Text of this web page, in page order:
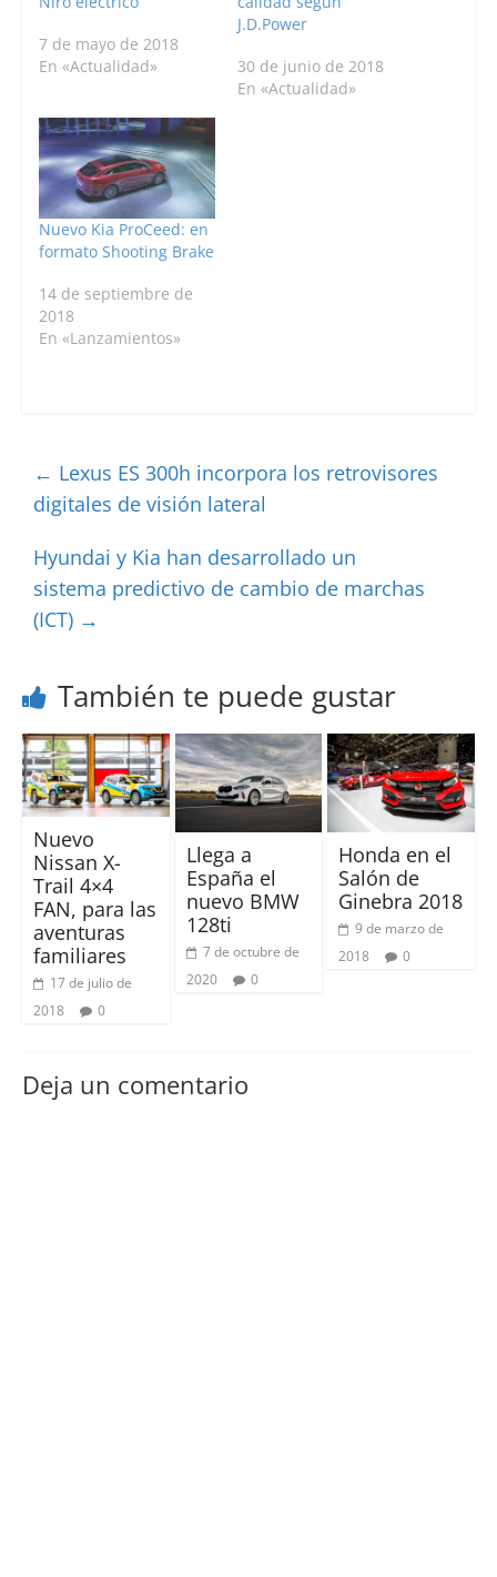
7 de mayo de 2018
En «Actualidad»
J.D.Power
30 de junio de 2018
En «Actualidad»
Nuevo Kia ProCeed: en
formato Shooting Brake
14 de septiembre de
2018
En «Lanzamientos»
← Lexus ES 300h incorpora los retrovisores
digitales de visión lateral
Hyundai y Kia han desarrollado un
sistema predictivo de cambio de marchas
(ICT) →
También te puede gustar
Nuevo
Nissan X-
Trail 4×4
FAN, para las
aventuras
familiares
17 de julio de
2018
0
Llega a
España el
nuevo BMW
128ti
7 de octubre de
2020
0
Honda en el
Salón de
Ginebra 2018
9 de marzo de
2018
0
Deja un comentario